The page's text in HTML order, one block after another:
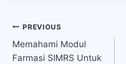
Navigasi
pos
PREVIOUS
Memahami Modul
Farmasi SIMRS Untuk